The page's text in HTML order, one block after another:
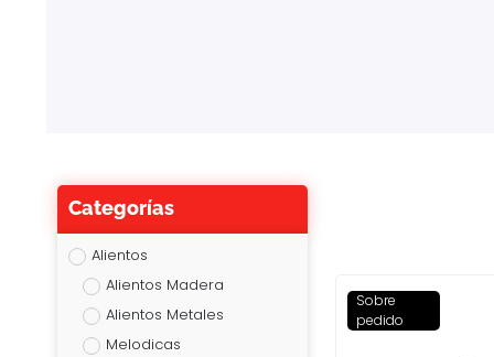
Categorías
Alientos
Alientos Madera
Alientos Metales
Melodicas
Sobre
pedido